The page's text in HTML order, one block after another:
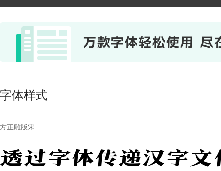
字体样式
方正雕版宋
透过字体传递汉字文